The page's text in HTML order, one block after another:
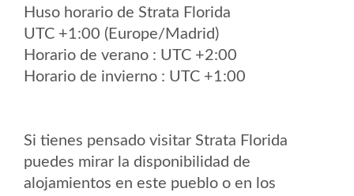
Huso horario de Strata Florida
UTC +1:00 (Europe/Madrid)
Horario de verano : UTC +2:00
Horario de invierno : UTC +1:00
Si tienes pensado visitar Strata Florida
puedes mirar la disponibilidad de
alojamientos en este pueblo o en los